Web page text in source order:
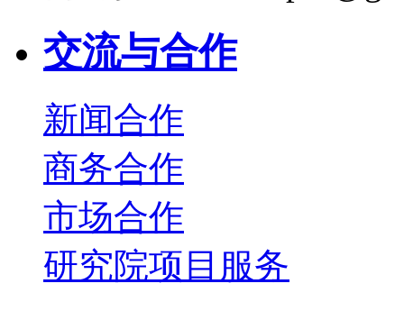
交流与合作
新闻合作
商务合作
市场合作
研究院项目服务